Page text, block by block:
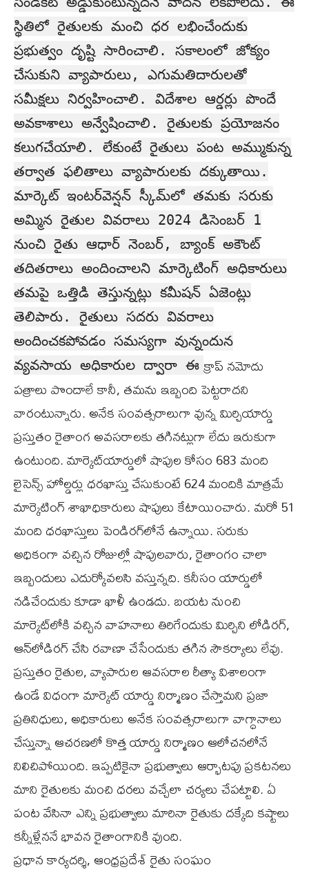
స్థితిలో రైతులకు మంచి ధర లభించేందుకు
ప్రభుత్వం దృష్టి సారించాలి. సకాలంలో జోక్యం
చేసుకుని వ్యాపారులు, ఎగుమతిదారులతో
సమీక్షలు నిర్వహించాలి. విదేశాల ఆర్డర్లు పొందే
అవకాశాలు అన్వేషించాలి. రైతులకు ప్రయోజనం
కలుగచేయాలి. లేకుంటే రైతులు పంట అమ్ముకున్న
తర్వాత ఫలితాలు వ్యాపారులకు దక్కుతాయి.
మార్కెట్‌ ఇంటర్‌వెన్షన్‌ స్కీమ్‌లో తమకు సరుకు
అమ్మిన రైతుల వివరాలు 2024 డిసెంబర్‌ 1
నుంచి రైతు ఆధార్‌ నెంబర్‌, బ్యాంక్‌ అకౌంట్‌
తదితరాలు అందించాలని మార్కెటింగ్‌ అధికారులు
తమపై ఒత్తిడి తెస్తున్నట్లు కమీషన్‌ ఏజెంట్లు
తెలిపారు. రైతులు సదరు వివరాలు
అందించకపోవడం సమస్యగా వున్నందున
వ్యవసాయ అధికారుల ద్వారా ఈ క్రాప్‌ నమోదు
పత్రాలు పొందాలే కానీ, తమను ఇబ్బంది పెట్టరాదని
వారంటున్నారు. అనేక సంవత్సరాలుగా వున్న మిర్చియార్డు
ప్రస్తుతం రైతాంగ అవసరాలకు తగినట్లుగా లేదు ఇరుకుగా
ఉంటుంది. మార్కెట్‌యార్డులో షాపుల కోసం 683 మంది
లైసెన్స్‌ హోల్డర్లు ధరఖాస్తు చేసుకుంటే 624 మందికి మాత్రమే
మార్కెటింగ్‌ శాఖాధికారులు షాపులు కేటాయించారు. మరో 51
మంది ధరఖాస్తులు పెండిరగ్‌లోనే ఉన్నాయి. సరుకు
అధికంగా వచ్చిన రోజుల్లో షాపులవారు, రైతాంగం చాలా
ఇబ్బందులు ఎదుర్కోవలసి వస్తున్నది. కనీసం యార్డులో
నడిచేందుకు కూడా ఖాళీ ఉండదు. బయట నుంచి
మార్కెట్‌లోకి వచ్చిన వాహనాలు తిరిగేందుకు మిర్చిని లోడిరగ్‌,
ఆన్‌లోడిరగ్‌ చేసి రవాణా చేసేందుకు తగిన సౌకర్యాలు లేవు.
ప్రస్తుతం రైతుల, వ్యాపారుల ఆవసరాల రీత్యా విశాలంగా
ఉండే విధంగా మార్కెట్‌ యార్డు నిర్మాణం చేస్తామని ప్రజా
ప్రతినిధులు, అధికారులు అనేక సంవత్సరాలుగా వాగ్ధానాలు
చేస్తున్నా ఆచరణలో కొత్త యార్డు నిర్మాణం ఆలోచనలోనే
నిలిచిపోయింది. ఇప్పటికైనా ప్రభుత్వాలు ఆర్భాటపు ప్రకటనలు
మాని రైతులకు మంచి ధరలు వచ్చేలా చర్యలు చేపట్టాలి. ఏ
పంట వేసినా ఎన్ని ప్రభుత్వాలు మారినా రైతుకు దక్కేది కష్టాలు
కన్నీళ్లేననే భావన రైతాంగానికి వుంది.
ప్రధాన కార్యదర్శి, ఆంధ్రప్రదేశ్‌ రైతు సంఘం